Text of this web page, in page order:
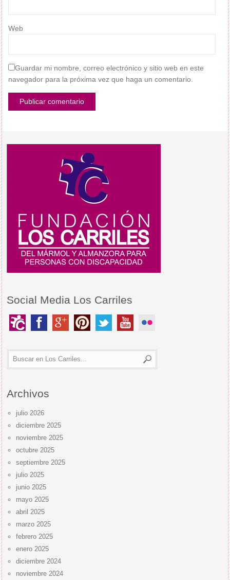
Web
Guardar mi nombre, correo electrónico y sitio web en este
navegador para la próxima vez que haga un comentario.
Social Media Los Carriles
Archivos
julio 2026
diciembre 2025
noviembre 2025
octubre 2025
septiembre 2025
julio 2025
junio 2025
mayo 2025
abril 2025
marzo 2025
febrero 2025
enero 2025
diciembre 2024
noviembre 2024